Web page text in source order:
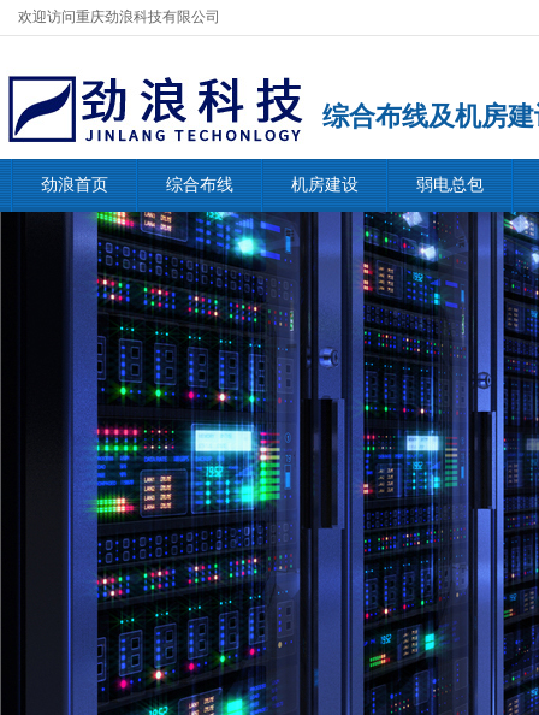
欢迎访问重庆劲浪科技有限公司
综合布线及机房
劲浪首页 综合布线 机房建设 弱电总包